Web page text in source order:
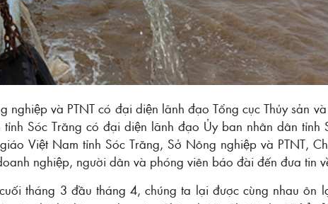
nghiệp và PTNT có đại diện lãnh đạo Tổng cục Thủy sản
Sóc Trăng có đại diện lãnh đạo Ủy ban nhân dân tỉnh
Việt Nam tỉnh Sóc Trăng, Sở Nông nghiệp và PTNT,
nghiệp, người dân và phóng viên báo đài đến đưa tin
tháng 3 đầu tháng 4, chúng ta lại được cùng nhau ôn